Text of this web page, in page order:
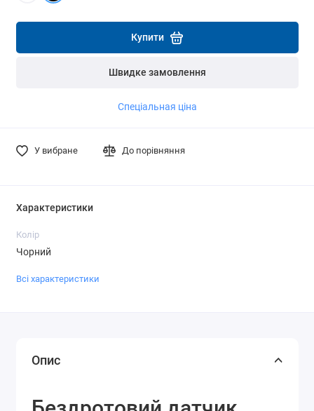
Купити
Швидке замовлення
Спеціальная ціна
У вибране До порівняння
Характеристики
Колір
Чорний
Всі характеристики
Опис